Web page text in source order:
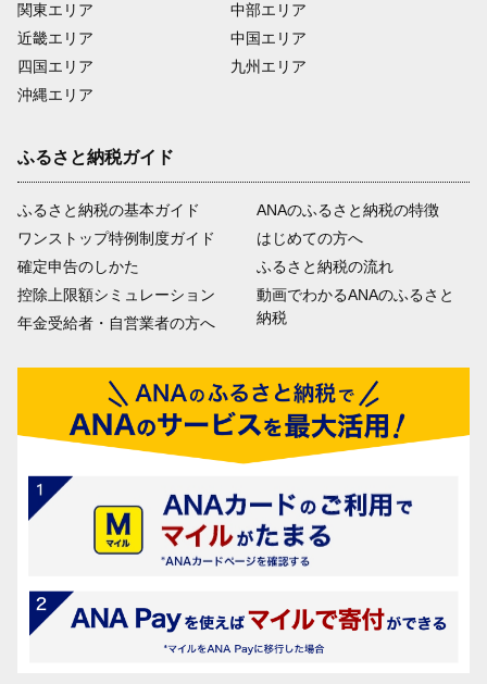
関東エリア
近畿エリア
四国エリア
沖縄エリア
中部エリア
中国エリア
九州エリア
ふるさと納税ガイド
ふるさと納税の基本ガイド
ワンストップ特例制度ガイド
確定申告のしかた
控除上限額シミュレーション
年金受給者・自営業者の方へ
ANAのふるさと納税の特徴
はじめての方へ
ふるさと納税の流れ
動画でわかるANAのふるさと
納税